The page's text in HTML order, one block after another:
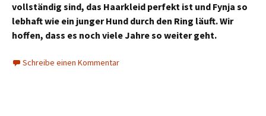
vollständig sind, das Haarkleid perfekt ist und Fynja so
lebhaft wie ein junger Hund durch den Ring läuft. Wir
hoffen, dass es noch viele Jahre so weiter geht.
Schreibe einen Kommentar